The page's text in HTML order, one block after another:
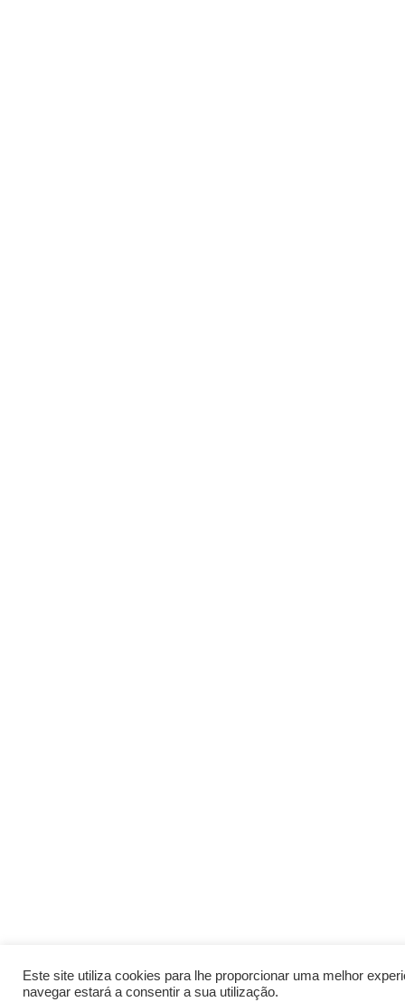
Este site utiliza cookies para lhe proporcionar uma melhor
navegar estará a consentir a sua utilização.